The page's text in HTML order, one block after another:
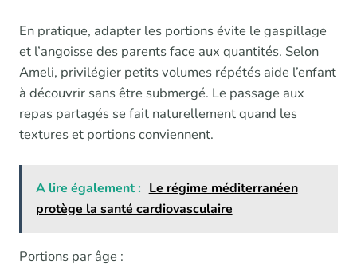
En pratique, adapter les portions évite le gaspillage
et l’angoisse des parents face aux quantités. Selon
Ameli, privilégier petits volumes répétés aide l’enfant
à découvrir sans être submergé. Le passage aux
repas partagés se fait naturellement quand les
textures et portions conviennent.
A lire également : Le régime méditerranéen
protège la santé cardiovasculaire
Portions par âge :